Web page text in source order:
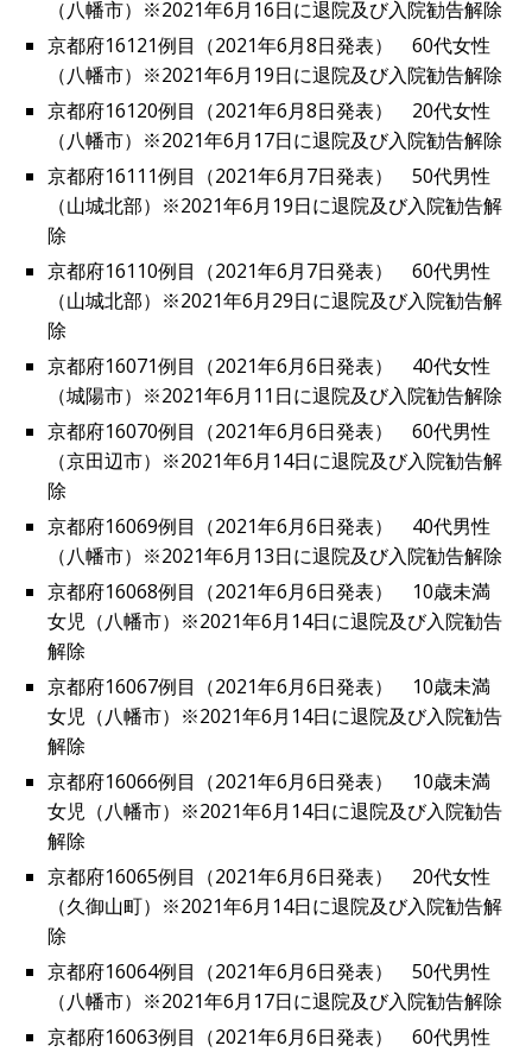
（八幡市）※2021年6月16日に退院及び入院勧告解除
京都府16121例目（2021年6月8日発表） 60代女性
（八幡市）※2021年6月19日に退院及び入院勧告解除
京都府16120例目（2021年6月8日発表） 20代女性
（八幡市）※2021年6月17日に退院及び入院勧告解除
京都府16111例目（2021年6月7日発表） 50代男性
（山城北部）※2021年6月19日に退院及び入院勧告解
除
京都府16110例目（2021年6月7日発表） 60代男性
（山城北部）※2021年6月29日に退院及び入院勧告解
除
京都府16071例目（2021年6月6日発表） 40代女性
（城陽市）※2021年6月11日に退院及び入院勧告解除
京都府16070例目（2021年6月6日発表） 60代男性
（京田辺市）※2021年6月14日に退院及び入院勧告解
除
京都府16069例目（2021年6月6日発表） 40代男性
（八幡市）※2021年6月13日に退院及び入院勧告解除
京都府16068例目（2021年6月6日発表） 10歳未満
女児（八幡市）※2021年6月14日に退院及び入院勧告
解除
京都府16067例目（2021年6月6日発表） 10歳未満
女児（八幡市）※2021年6月14日に退院及び入院勧告
解除
京都府16066例目（2021年6月6日発表） 10歳未満
女児（八幡市）※2021年6月14日に退院及び入院勧告
解除
京都府16065例目（2021年6月6日発表） 20代女性
（久御山町）※2021年6月14日に退院及び入院勧告解
除
京都府16064例目（2021年6月6日発表） 50代男性
（八幡市）※2021年6月17日に退院及び入院勧告解除
京都府16063例目（2021年6月6日発表） 60代男性